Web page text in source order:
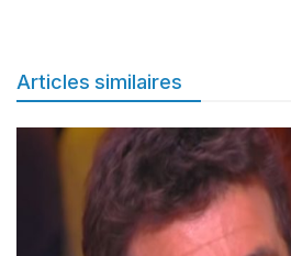
Articles similaires